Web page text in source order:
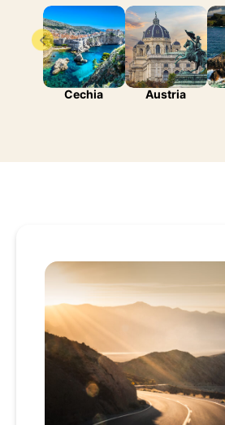
Cechia Austria